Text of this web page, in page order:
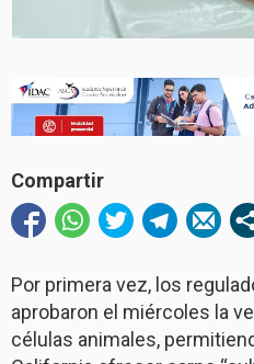
Compartir
Por primera vez, los
aprobaron el miércoles la
células animales,